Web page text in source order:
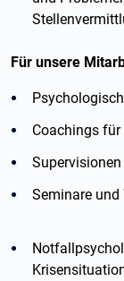
Für unsere
Coachings
Supervisionen
Seminare